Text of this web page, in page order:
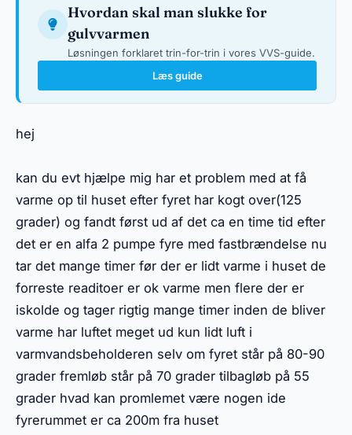
Hvordan skal man slukke for
gulvvarmen
Løsningen forklaret trin-for-trin i vores VVS-guide.
Læs guide
hej
kan du evt hjælpe mig har et problem med at få
varme op til huset efter fyret har kogt over(125
grader) og fandt først ud af det ca en time tid efter
det er en alfa 2 pumpe fyre med fastbrændelse nu
tar det mange timer før der er lidt varme i huset de
forreste readitoer er ok varme men flere der er
iskolde og tager rigtig mange timer inden de bliver
varme har luftet meget ud kun lidt luft i
varmvandsbeholderen selv om fyret står på 80-90
grader fremløb står på 70 grader tilbagløb på 55
grader hvad kan promlemet være nogen ide
fyrerummet er ca 200m fra huset